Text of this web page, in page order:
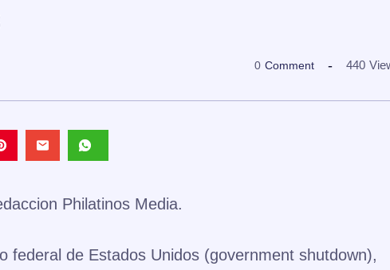
0 Comment 440
Philatinos Media.
federal de Estados Unidos (government shutdown),